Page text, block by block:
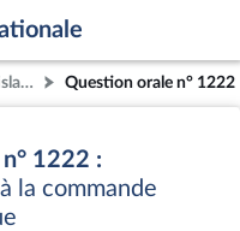
Question orale n° 1222
1222 :
la commande